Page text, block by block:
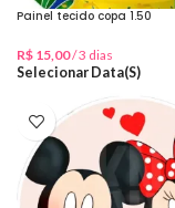
Painel tecido copa 1.50
R$ 15,00/ 3 dias
Selecionar Data(s)